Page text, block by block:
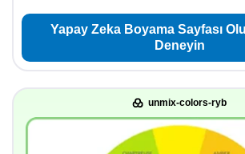
Yapay Zeka Boyama Sayfası
Deneyin
unmix-colors-ryb